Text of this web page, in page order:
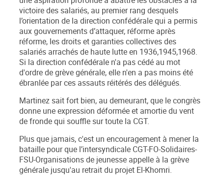
victoire des salariés, au premier rang desquels
l’orientation de la direction confédérale qui a permis
aux gouvernements d’attaquer, réforme après
réforme, les droits et garanties collectives des
salariés arrachés de haute lutte en 1936,1945,1968.
Si la direction confédérale n'a pas cédé au mot
d'ordre de grève générale, elle n'en a pas moins été
ébranlée par ces assauts réitérés des délégués.
Martinez sait fort bien, au demeurant, que le congrès
donne une expression déformée et amortie du vent
de fronde qui souffle sur toute la CGT.
Plus que jamais, c'est un encouragement à mener la
bataille pour que l’intersyndicale CGT-FO-Solidaires-
FSU-Organisations de jeunesse appelle à la grève
générale jusqu'au retrait du projet El-Khomri.